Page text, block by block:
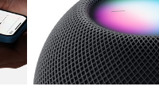
图库 图像 5